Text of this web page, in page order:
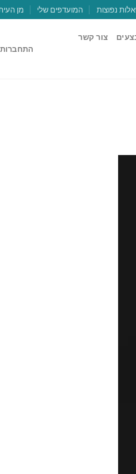
נפוצות המועדפים שלי מן
צור קשר
התחברות